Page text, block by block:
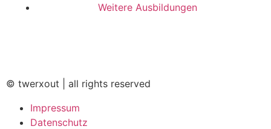
Weitere Ausbildungen
© twerxout | all rights reserved
Impressum
Datenschutz